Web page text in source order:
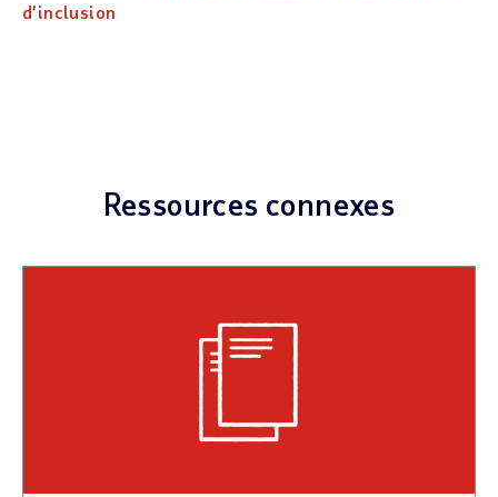
d’inclusion
Ressources connexes